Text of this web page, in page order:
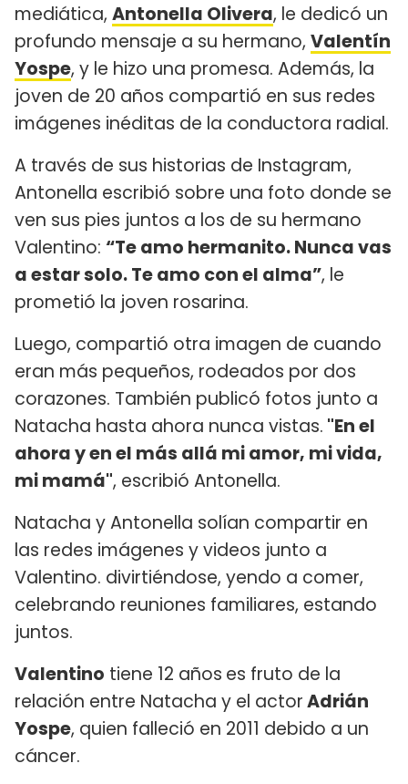
mediática, Antonella Olivera, le dedicó un
profundo mensaje a su hermano, Valentín
Yospe, y le hizo una promesa. Además, la
joven de 20 años compartió en sus redes
imágenes inéditas de la conductora radial.
A través de sus historias de Instagram,
Antonella escribió sobre una foto donde se
ven sus pies juntos a los de su hermano
Valentino: “Te amo hermanito. Nunca vas
a estar solo. Te amo con el alma”, le
prometió la joven rosarina.
Luego, compartió otra imagen de cuando
eran más pequeños, rodeados por dos
corazones. También publicó fotos junto a
Natacha hasta ahora nunca vistas. "En el
ahora y en el más allá mi amor, mi vida,
mi mamá", escribió Antonella.
Natacha y Antonella solían compartir en
las redes imágenes y videos junto a
Valentino. divirtiéndose, yendo a comer,
celebrando reuniones familiares, estando
juntos.
Valentino tiene 12 años es fruto de la
relación entre Natacha y el actorAdrián
Yospe, quien falleció en 2011 debido a un
cáncer.